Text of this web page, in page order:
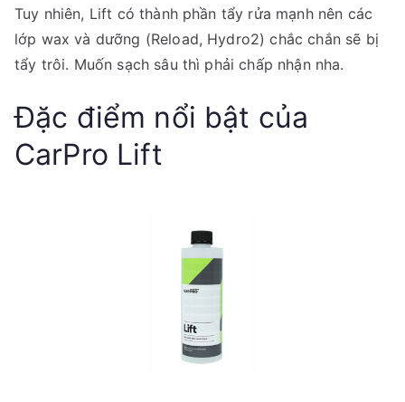
Tuy nhiên, Lift có thành phần tẩy rửa mạnh nên các
lớp wax và dưỡng (Reload, Hydro2) chắc chắn sẽ bị
tẩy trôi. Muốn sạch sâu thì phải chấp nhận nha.
Đặc điểm nổi bật của
CarPro Lift